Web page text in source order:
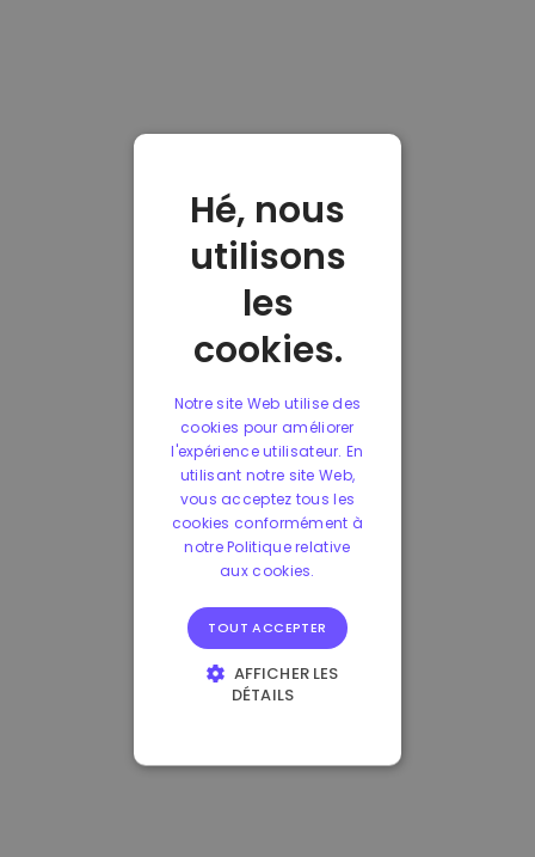
Hé, nous
utilisons
les
cookies.
Notre site Web utilise des
cookies pour améliorer
l'expérience utilisateur. En
utilisant notre site Web,
vous acceptez tous les
cookies conformément à
notre Politique relative
aux cookies.
TOUT ACCEPTER
AFFICHER LES
DÉTAILS